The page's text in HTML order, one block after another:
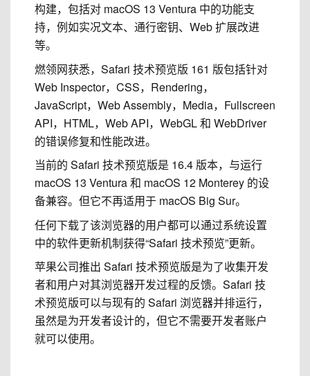
构建，包括对 macOS 13 Ventura 中的功能支
持，例如实况文本、通行密钥、Web 扩展改进
等。
燃领网获悉，Safari 技术预览版 161 版包括针对
Web Inspector，CSS，Rendering，
JavaScript，Web Assembly，Media，Fullscreen
API，HTML，Web API，WebGL 和 WebDriver
的错误修复和性能改进。
当前的 Safari 技术预览版是 16.4 版本，与运行
macOS 13 Ventura 和 macOS 12 Monterey 的设
备兼容。但它不再适用于 macOS Big Sur。
任何下载了该浏览器的用户都可以通过系统设置
中的软件更新机制获得“Safari 技术预览”更新。
苹果公司推出 Safari 技术预览版是为了收集开发
者和用户对其浏览器开发过程的反馈。 Safari 技
术预览版可以与现有的 Safari 浏览器并排运行，
虽然是为开发者设计的，但它不需要开发者账户
就可以使用。